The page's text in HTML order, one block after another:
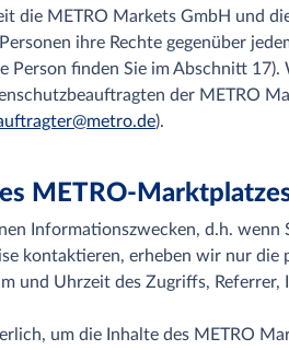
die METRO Markets GmbH und
ihre Rechte gegenüber
Person finden Sie im Abschnitt
der METRO
).
METRO-
Informationszwecken, d.h.
kontaktieren, erheben wir nur
und Uhrzeit des Zugriffs,
um die Inhalte des METRO